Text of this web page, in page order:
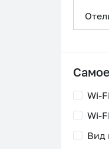
Wi-Fi
Wi-
Вид